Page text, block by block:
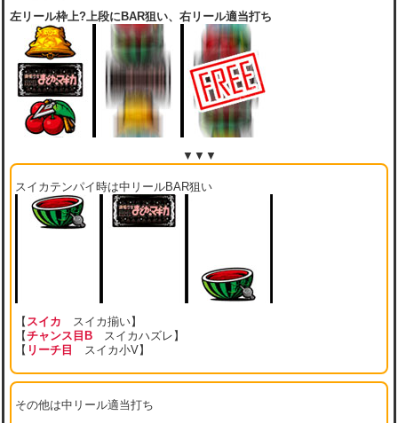
左リール枠上?上段にBAR狙い、右リール適当打ち
▼▼▼
スイカテンパイ時は中リールBAR狙い
【 スイカ スイカ揃い】
【チャンス目B スイカハズレ】
【 リーチ目 スイカ小V】
その他は中リール適当打ち